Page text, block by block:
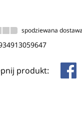
spodziewana dostawa
produkt: